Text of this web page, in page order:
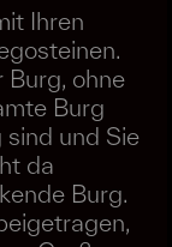
Ihren
Burg, ohne
Burg
und Sie
da
Burg.